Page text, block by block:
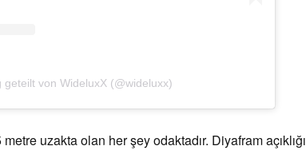
geteilt von WideluxX (@wideluxx)
uzakta olan her şey odaktadır. Diyafram açıklığı